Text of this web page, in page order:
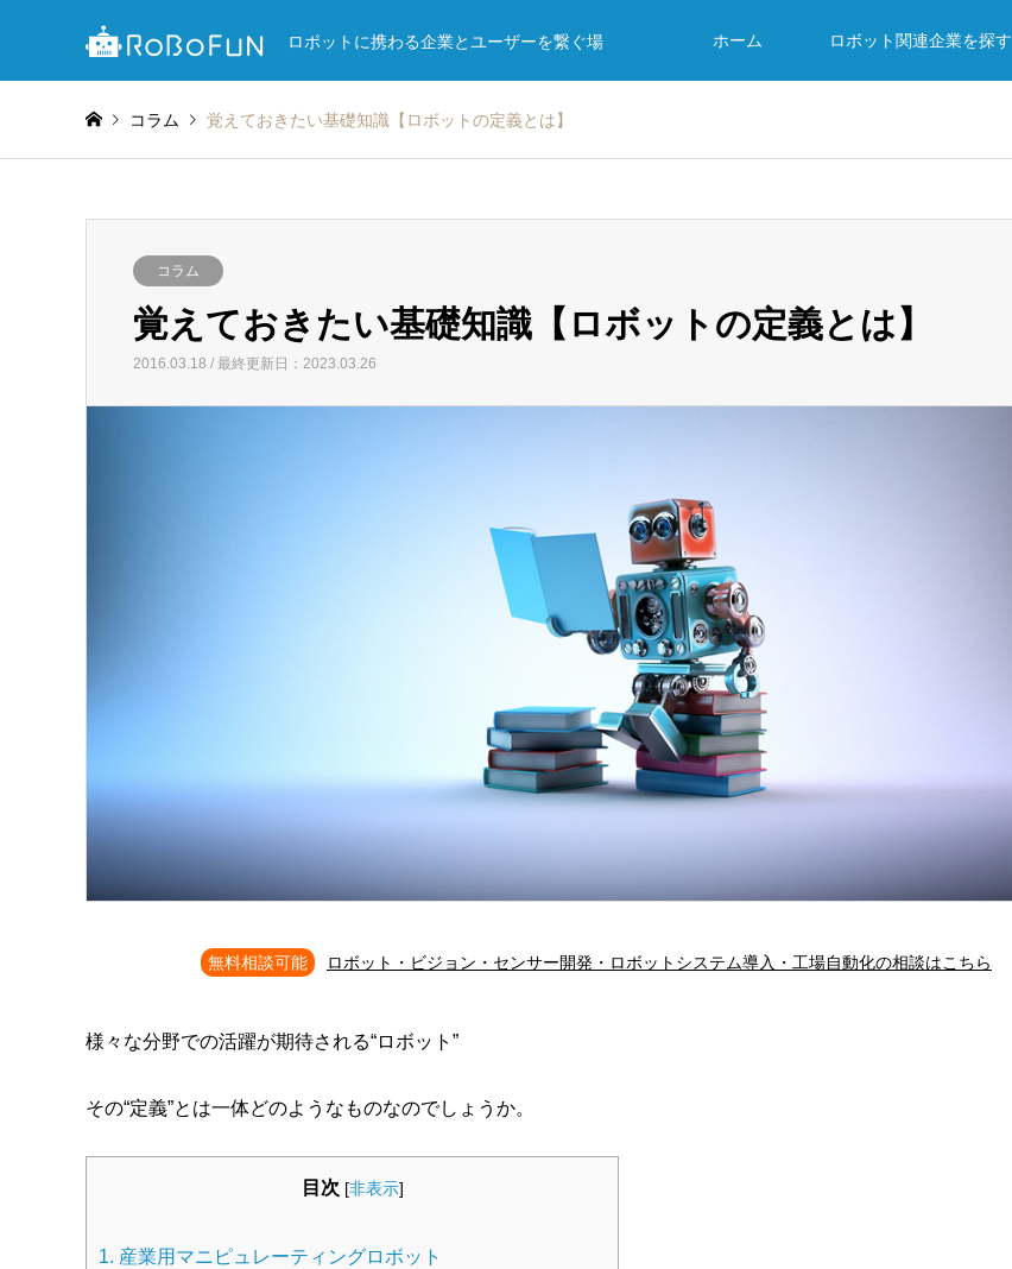
ロボットに携わる企業とユーザーを繋ぐ場 ホーム ロボット関連企業を探す
コラム 覚えておきたい基礎知識【ロボットの定義とは】
コラム
覚えておきたい基礎知識【ロボットの定義とは】
2016.03.18 / 最終更新日：2023.03.26
無料相談可能 ロボット・ビジョン・センサー開発・ロボットシステム導入・工場自動化の相談はこちら
様々な分野での活躍が期待される“ロボット”
その“定義”とは一体どのようなものなのでしょうか。
目次 [非表示]
1. 産業用マニピュレーティングロボット